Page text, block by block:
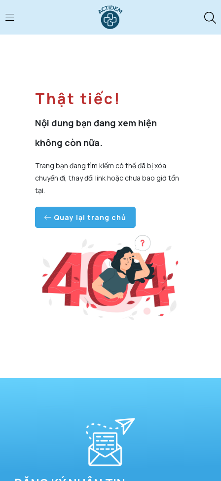
Thật tiếc!
Nội dung bạn đang xem hiện
không còn nữa.
Trang bạn đang tìm kiếm có thể đã bị xóa,
chuyển đi, thay đổi link hoặc chưa bao giờ tồn
tại.
Quay lại trang chủ